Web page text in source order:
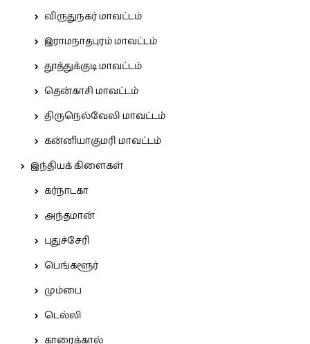
விருதுநகர் மாவட்டம்
இராமநாதபுரம் மாவட்டம்
தூத்துக்குடி மாவட்டம்
தென்காசி மாவட்டம்
திருநெல்வேலி மாவட்டம்
கன்னியாகுமரி மாவட்டம்
இந்தியக் கிளைகள்
கர்நாடகா
அந்தமான்
புதுச்சேரி
பெங்களூர்
மும்பை
டெல்லி
காரைக்கால்